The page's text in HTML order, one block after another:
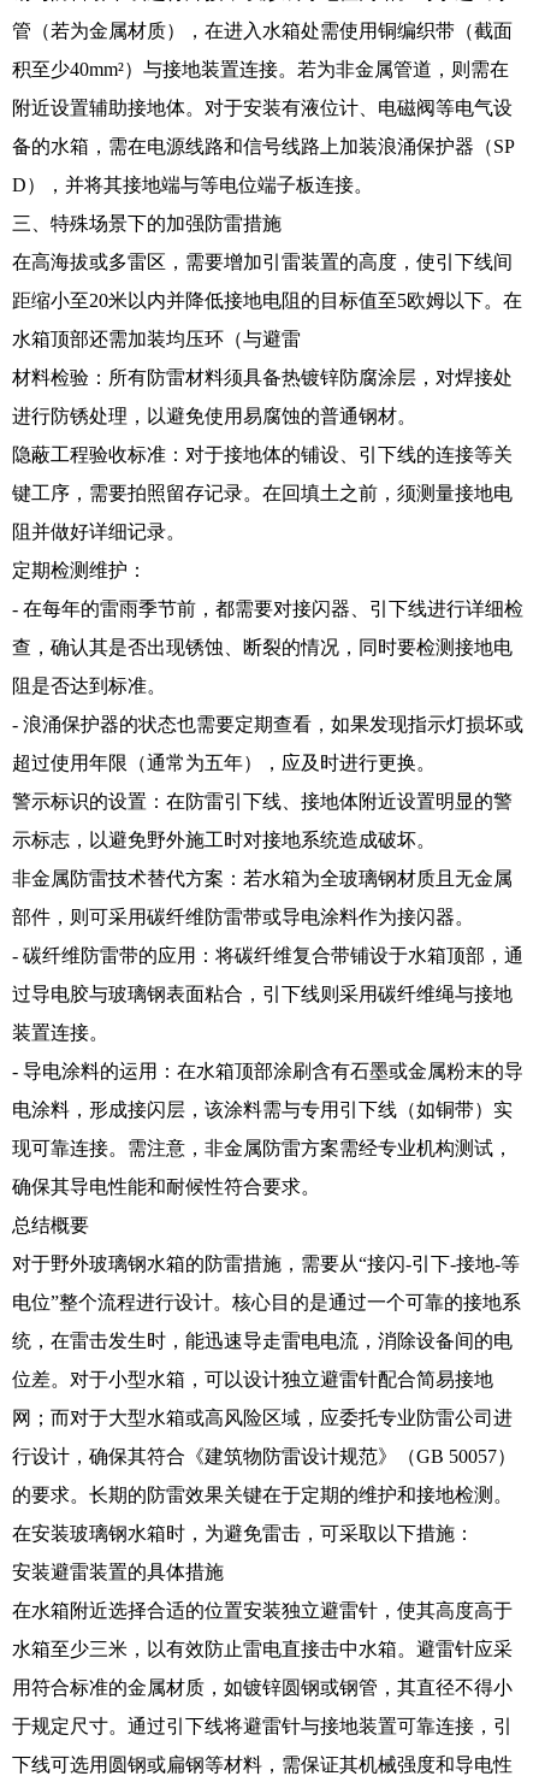
管（若为金属材质），在进入水箱处需使用铜编织带（截面
积至少40mm²）与接地装置连接。若为非金属管道，则需在
附近设置辅助接地体。对于安装有液位计、电磁阀等电气设
备的水箱，需在电源线路和信号线路上加装浪涌保护器（SP
D），并将其接地端与等电位端子板连接。
三、特殊场景下的加强防雷措施
在高海拔或多雷区，需要增加引雷装置的高度，使引下线间
距缩小至20米以内并降低接地电阻的目标值至5欧姆以下。在
水箱顶部还需加装均压环（与避雷
材料检验：所有防雷材料须具备热镀锌防腐涂层，对焊接处
进行防锈处理，以避免使用易腐蚀的普通钢材。
隐蔽工程验收标准：对于接地体的铺设、引下线的连接等关
键工序，需要拍照留存记录。在回填土之前，须测量接地电
阻并做好详细记录。
定期检测维护：
- 在每年的雷雨季节前，都需要对接闪器、引下线进行详细检
查，确认其是否出现锈蚀、断裂的情况，同时要检测接地电
阻是否达到标准。
- 浪涌保护器的状态也需要定期查看，如果发现指示灯损坏或
超过使用年限（通常为五年），应及时进行更换。
警示标识的设置：在防雷引下线、接地体附近设置明显的警
示标志，以避免野外施工时对接地系统造成破坏。
非金属防雷技术替代方案：若水箱为全玻璃钢材质且无金属
部件，则可采用碳纤维防雷带或导电涂料作为接闪器。
- 碳纤维防雷带的应用：将碳纤维复合带铺设于水箱顶部，通
过导电胶与玻璃钢表面粘合，引下线则采用碳纤维绳与接地
装置连接。
- 导电涂料的运用：在水箱顶部涂刷含有石墨或金属粉末的导
电涂料，形成接闪层，该涂料需与专用引下线（如铜带）实
现可靠连接。需注意，非金属防雷方案需经专业机构测试，
确保其导电性能和耐候性符合要求。
总结概要
对于野外玻璃钢水箱的防雷措施，需要从“接闪-引下-接地-等
电位”整个流程进行设计。核心目的是通过一个可靠的接地系
统，在雷击发生时，能迅速导走雷电电流，消除设备间的电
位差。对于小型水箱，可以设计独立避雷针配合简易接地
网；而对于大型水箱或高风险区域，应委托专业防雷公司进
行设计，确保其符合《建筑物防雷设计规范》（GB 50057）
的要求。长期的防雷效果关键在于定期的维护和接地检测。
在安装玻璃钢水箱时，为避免雷击，可采取以下措施：
安装避雷装置的具体措施
在水箱附近选择合适的位置安装独立避雷针，使其高度高于
水箱至少三米，以有效防止雷电直接击中水箱。避雷针应采
用符合标准的金属材质，如镀锌圆钢或钢管，其直径不得小
于规定尺寸。通过引下线将避雷针与接地装置可靠连接，引
下线可选用圆钢或扁钢等材料，需保证其机械强度和导电性